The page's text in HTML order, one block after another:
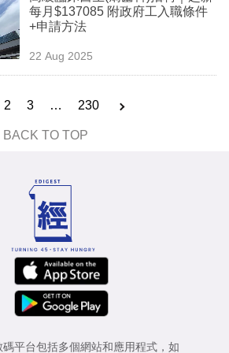
每月$137085 附政府工入職條件
+申請方法
22 Aug 2025
2 3 … 230
BACK TO TOP
平台包括多個網站和應用程式，如